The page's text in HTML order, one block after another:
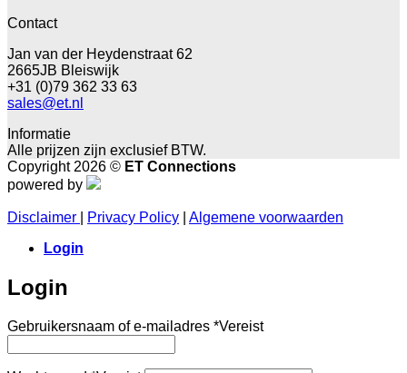
Contact
Jan van der Heydenstraat 62
2665JB Bleiswijk
+31 (0)79 362 33 63
sales@et.nl
Informatie
Alle prijzen zijn exclusief BTW.
Copyright 2026 © ET Connections
powered by
Disclaimer Privacy Policy
Algemene voorwaarden
Login
Login
Gebruikersnaam of e-mailadres *Vereist